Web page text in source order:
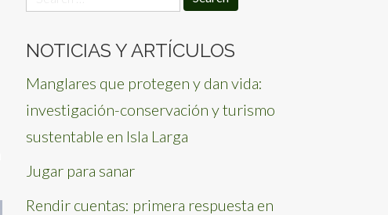
for:
NOTICIAS Y ARTÍCULOS
Manglares que protegen y dan vida:
investigación-conservación y turismo
sustentable en Isla Larga
Jugar para sanar
Rendir cuentas: primera respuesta en